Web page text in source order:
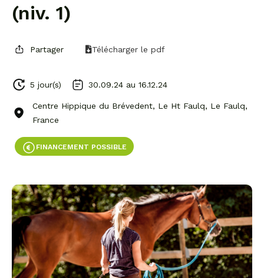
(niv. 1)
Partager Télécharger le pdf
5 jour(s) 30.09.24 au 16.12.24
Centre Hippique du Brévedent, Le Ht Faulq, Le Faulq,
France
FINANCEMENT POSSIBLE